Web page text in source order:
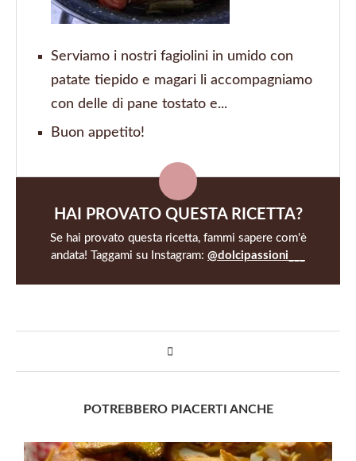
Serviamo i nostri fagiolini in umido con
patate tiepido e magari li accompagniamo
con delle di pane tostato e...
Buon appetito!
HAI PROVATO QUESTA RICETTA?
Se hai provato questa ricetta, fammi sapere com'è
andata! Taggami su Instagram: @dolcipassioni___
POTREBBERO PIACERTI ANCHE